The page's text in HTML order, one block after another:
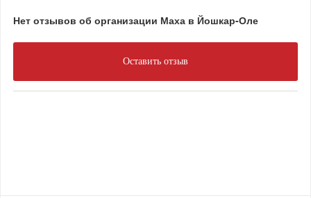
Нет отзывов об организации Маха в Йошкар-Оле
Оставить отзыв